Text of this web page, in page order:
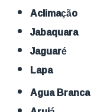
Aclimação
Jabaquara
Jaguaré
Lapa
Agua Branca